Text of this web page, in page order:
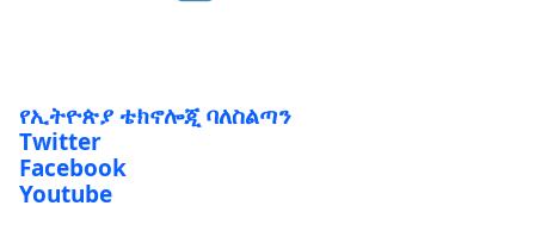
የኢትዮጵያ ቴክኖሎጂ ባለስልጣን
Twitter
Facebook
Youtube